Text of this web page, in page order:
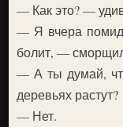
— Как это? —
— Я вчера
болит, —
— А ты думай,
деревьях растут?
— Нет.